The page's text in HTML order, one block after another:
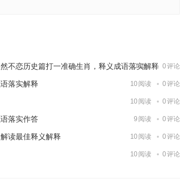
不恋历史篇打一准确生肖，释义成语落实解释
10阅读 0评论
落实解释 10 阅读 0评论
10 阅读 0评论
落实作答 9 阅读 0评论
读最佳释义解释 10 阅读 0评论
10 阅读 0评论